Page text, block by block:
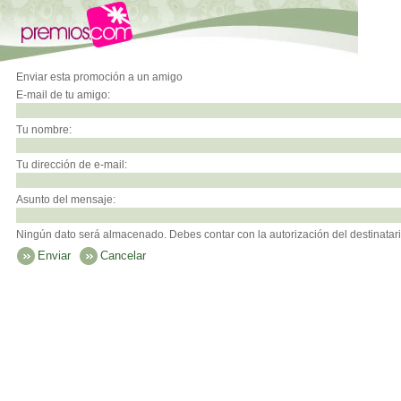
Enviar esta promoción a un amigo
E-mail de tu amigo:
Tu nombre:
Tu dirección de e-mail:
Asunto del mensaje:
Ningún dato será almacenado. Debes contar con la autorización del
Enviar Cancelar